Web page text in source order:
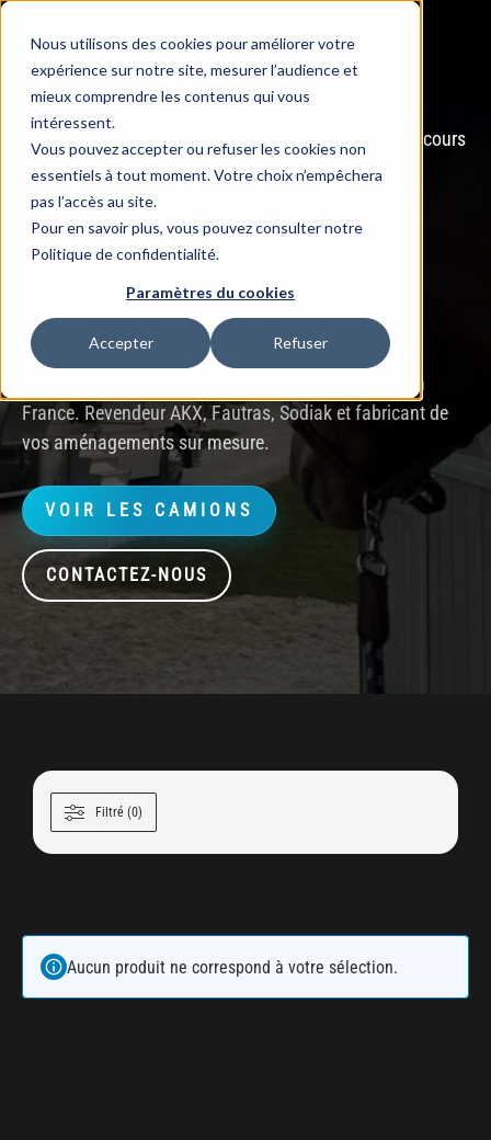
Nous utilisons des cookies pour améliorer votre
expérience sur notre site, mesurer l’audience et
mieux comprendre les contenus qui vous
intéressent.
Vous pouvez accepter ou refuser les cookies non
essentiels à tout moment. Votre choix n’empêchera
pas l’accès au site.
Pour en savoir plus, vous pouvez consulter notre
Politique de confidentialité.
Paramètres du cookies
Accepter Refuser
BOUTIQUE
Accueil Boutique camions chevaux » Malle de Concours
SPÉCIALISTE & FABRICANT
DEPUIS 2008
Camions chevaux à vendre
VL, PL & Sur Mesure
Neuf, occasion ou configurable - livraison partout en
France. Revendeur AKX, Fautras, Sodiak et fabricant de
vos aménagements sur mesure.
VOIR LES CAMIONS
CONTACTEZ-NOUS
Filtré (0)
Aucun produit ne correspond à votre sélection.